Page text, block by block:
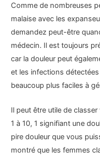
Comme de nombreuses
malaise avec les
demandez peut-être
médecin. Il est toujours
car la douleur peut
et les infections
beaucoup plus faciles à
Il peut être utile de
1 à 10, 1 signifiant une
pire douleur que vous
montré que les femmes